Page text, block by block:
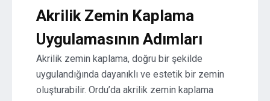
Akrilik Zemin Kaplama
Uygulamasının Adımları
Akrilik zemin kaplama, doğru bir şekilde
uygulandığında dayanıklı ve estetik bir zemin
oluşturabilir. Ordu’da akrilik zemin kaplama